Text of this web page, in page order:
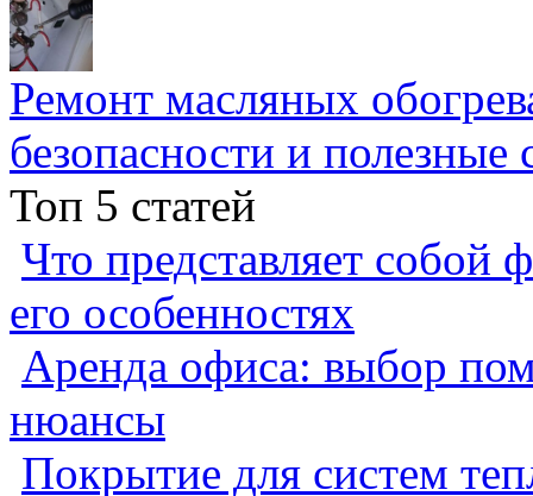
Ремонт масляных
безопасности и полезные
Топ 5 статей
Что представляет собой
его особенностях
Аренда офиса: выбор
нюансы
Покрытие для систем